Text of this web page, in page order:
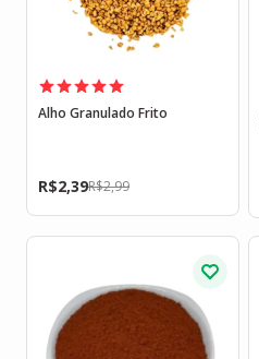
Alho Granulado Frito
R$2,99
R$2,39